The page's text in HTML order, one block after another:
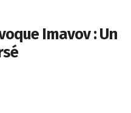
Imavov : Un